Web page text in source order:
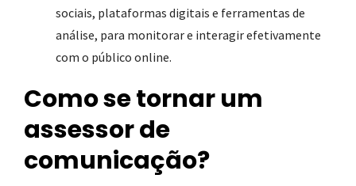
sociais, plataformas digitais e ferramentas de
análise, para monitorar e interagir efetivamente
com o público online.
Como se tornar um
assessor de
comunicação?